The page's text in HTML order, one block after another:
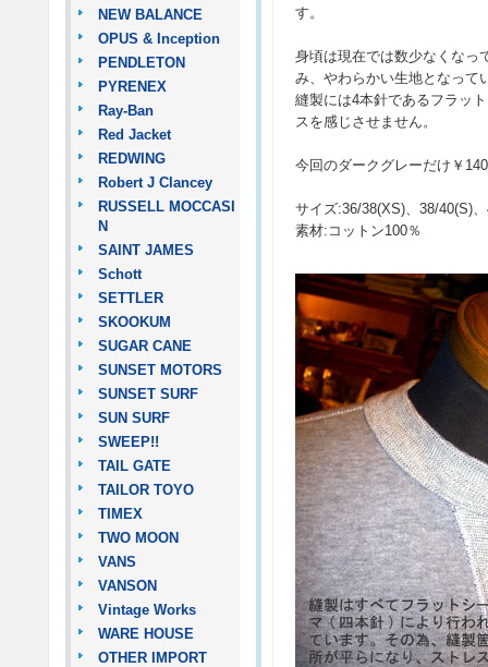
NEW BALANCE
OPUS & Inception
PENDLETON
PYRENEX
Ray-Ban
Red Jacket
REDWING
Robert J Clancey
RUSSELL MOCCASI
N
SAINT JAMES
Schott
SETTLER
SKOOKUM
SUGAR CANE
SUNSET MOTORS
SUNSET SURF
SUN SURF
SWEEP!!
TAIL GATE
TAILOR TOYO
TIMEX
TWO MOON
VANS
VANSON
Vintage Works
WARE HOUSE
OTHER IMPORT
す。
身頃は現在では数少なくなっ
み、やわらかい生地となって
縫製には4本針であるフラッ
スを感じさせません。
今回のダークグレーだけ￥
サイズ:36/38(XS)、38/40(S)
素材:コットン100％